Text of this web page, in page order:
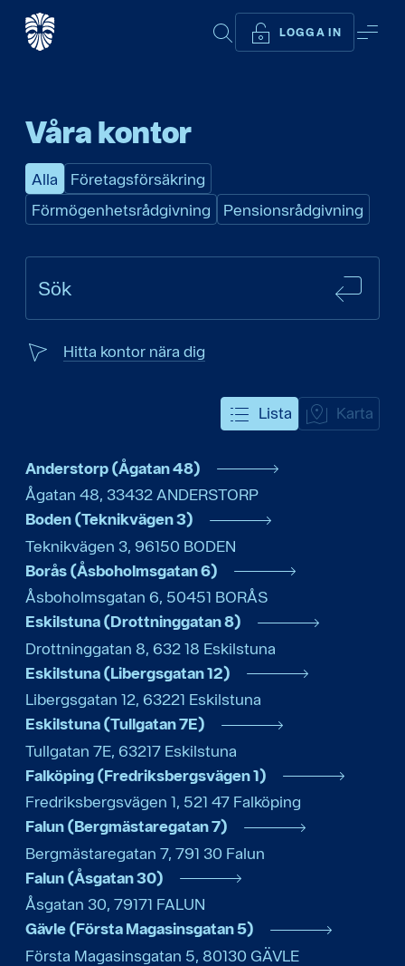
SÖK LOGGA IN
Våra kontor
Alla
Företagsförsäkring
Förmögenhetsrådgivning
Pensionsrådgivning
Sök
Hitta kontor nära dig
Lista Karta
Anderstorp (Ågatan 48)
Ågatan 48, 33432ANDERSTORP
Boden (Teknikvägen 3)
Teknikvägen 3, 96150 BODEN
Borås (Åsboholmsgatan 6)
Åsboholmsgatan 6, 50451 BORÅS
Eskilstuna (Drottninggatan 8)
Drottninggatan 8, 632 18 Eskilstuna
Eskilstuna (Libergsgatan 12)
Libergsgatan 12, 63221 Eskilstuna
Eskilstuna (Tullgatan 7E)
Tullgatan 7E, 63217 Eskilstuna
Falköping (Fredriksbergsvägen 1)
Fredriksbergsvägen 1, 521 47 Falköping
Falun (Bergmästaregatan 7)
Bergmästaregatan 7, 791 30 Falun
Falun (Åsgatan 30)
Åsgatan 30, 79171 FALUN
Gävle (Första Magasinsgatan 5)
Första Magasinsgatan 5, 80130 GÄVLE